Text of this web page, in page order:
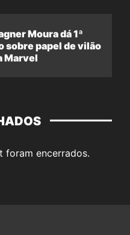
Moura dá 1ª
sobre papel de vilão
Marvel
foram encerrados.